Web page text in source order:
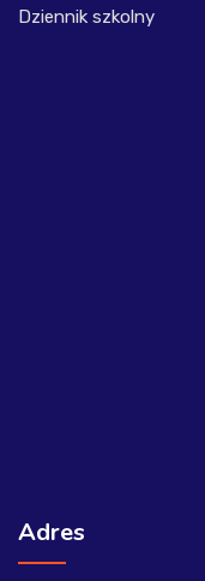
Dziennik szkolny
Adres